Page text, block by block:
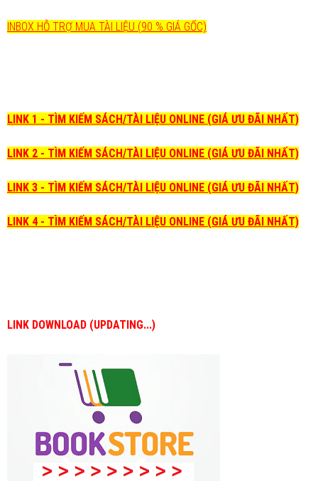
INBOX HỖ TRỢ MUA TÀI LIỆU (90 % GIÁ GỐC)
LINK 1 - TÌM KIẾM SÁCH/TÀI LIỆU ONLINE (GIÁ ƯU ĐÃI NHẤT)
LINK 2 - TÌM KIẾM SÁCH/TÀI LIỆU ONLINE (GIÁ ƯU ĐÃI NHẤT)
LINK 3 - TÌM KIẾM SÁCH/TÀI LIỆU ONLINE (GIÁ ƯU ĐÃI NHẤT)
LINK 4 - TÌM KIẾM SÁCH/TÀI LIỆU ONLINE (GIÁ ƯU ĐÃI NHẤT)
LINK DOWNLOAD (UPDATING...)